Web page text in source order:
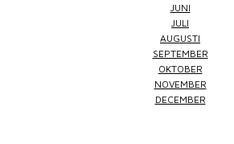
JUNI
JULI
AUGUSTI
SEPTEMBER
OKTOBER
NOVEMBER
DECEMBER